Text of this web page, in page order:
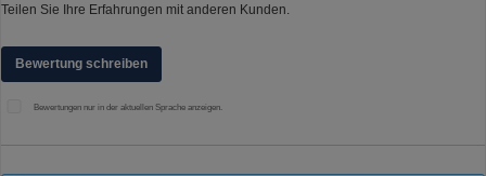
Teilen Sie Ihre Erfahrungen mit anderen Kunden.
Bewertung schreiben
Bewertungen nur in der aktuellen Sprache anzeigen.